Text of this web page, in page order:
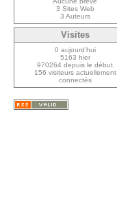
3 Sites Web
3 Auteurs
Visites
0 aujourd’hui
5163 hier
970264 depuis le début
156 visiteurs actuellement
connectés